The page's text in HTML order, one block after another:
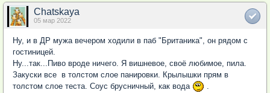
Chatskaya
05 мар 2022
Ну, и в ДР мужа вечером ходили в паб "Британика", он рядом с
гостиницей.
Ну...так...Пиво вроде ничего. Я вишневое, своё любимое, пила.
Закуски все в толстом слое панировки. Крылышки прям в
толстом слое теста. Соус брусничный, как вода